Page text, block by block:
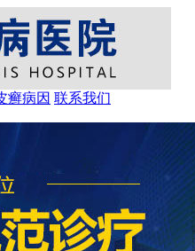
癣病因 联系我们